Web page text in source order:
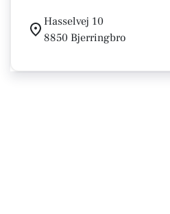
Hasselvej 10
8850 Bjerringbro